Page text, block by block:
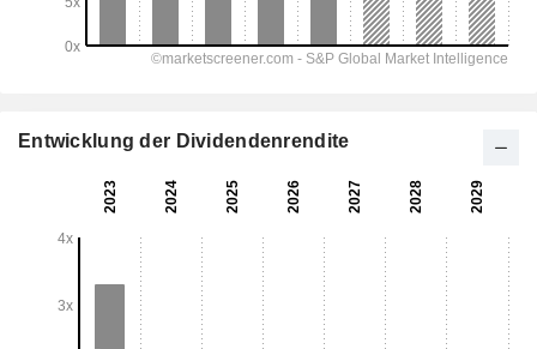
Entwicklung der Dividendenrendite